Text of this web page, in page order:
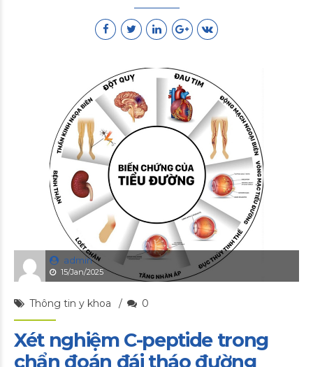
admin
15/Jan/2025
Thông tin y khoa 0
Xét nghiệm C-peptide trong
chẩn đoán đái tháo đường